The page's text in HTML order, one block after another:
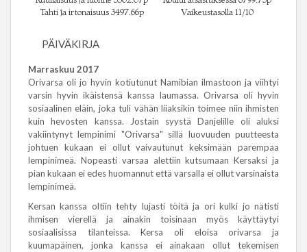
Tahti ja irtonaisuus 3497.66p
Vaikeustasolla 11/10
PÄIVÄKIRJA
Marraskuu 2017
Orivarsa oli jo hyvin kotiutunut Namibian ilmastoon ja viihtyi
varsin hyvin ikäistensä kanssa laumassa. Orivarsa oli hyvin
sosiaalinen eläin, joka tuli vähän liiaksikin toimee niin ihmisten
kuin hevosten kanssa. Jostain syystä Danjelille oli aluksi
vakiintynyt lempinimi "Orivarsa" sillä luovuuden puutteesta
johtuen kukaan ei ollut vaivautunut keksimään parempaa
lempinimeä. Nopeasti varsaa alettiin kutsumaan Kersaksi ja
pian kukaan ei edes huomannut että varsalla ei ollut varsinaista
lempinimeä.
Kersan kanssa oltiin tehty lujasti töitä ja ori kulki jo nätisti
ihmisen vierellä ja ainakin toisinaan myös käyttäytyi
sosiaalisissa tilanteissa. Kersa oli eloisa orivarsa ja
kuumapäinen, jonka kanssa ei ainakaan ollut tekemisen